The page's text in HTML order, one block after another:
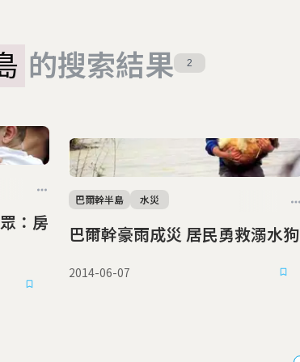
的搜索結果 2
：房
巴爾幹豪雨成災 居民勇救溺水狗
巴爾幹半島 水災
2014-06-07